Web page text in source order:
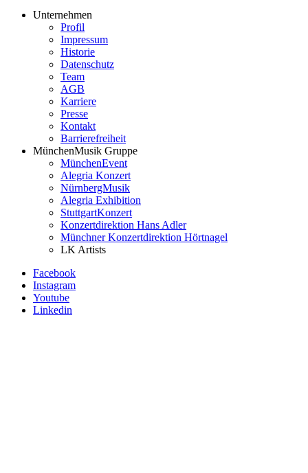
Unternehmen
Profil
Impressum
Historie
Datenschutz
Team
AGB
Karriere
Presse
Kontakt
Barrierefreiheit
MünchenMusik Gruppe
MünchenEvent
Alegria Konzert
NürnbergMusik
Alegria Exhibition
StuttgartKonzert
Konzertdirektion Hans Adler
Münchner Konzertdirektion Hörtnagel
LK Artists
Facebook
Instagram
Youtube
Linkedin